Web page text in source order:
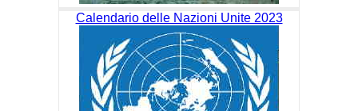
Calendario delle Nazioni Unite 2023